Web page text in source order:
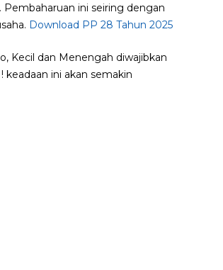
ini seiring dengan
Download PP 28 Tahun 2025
Kecil dan Menengah diwajibkan
keadaan ini akan semakin